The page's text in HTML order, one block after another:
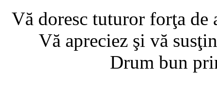
Vă doresc tuturor forţa
Vă apreciez şi vă
Drum bun